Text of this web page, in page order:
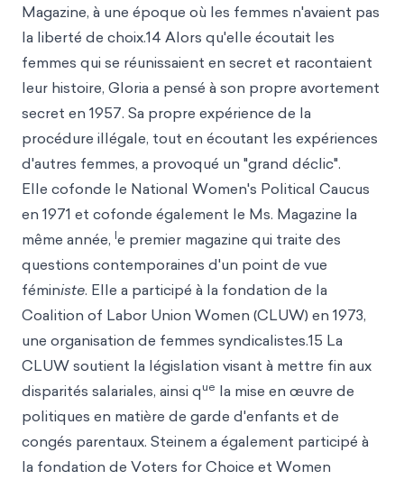
Magazine, à une époque où les femmes n'avaient pas
la liberté de choix.14 Alors qu'elle écoutait les
femmes qui se réunissaient en secret et racontaient
leur histoire, Gloria a pensé à son propre avortement
secret en 1957. Sa propre expérience de la
procédure illégale, tout en écoutant les expériences
d'autres femmes, a provoqué un "grand déclic".
Elle cofonde le National Women's Political Caucus
en 1971 et cofonde également le Ms. Magazine la
même année, le premier magazine qui traite des
questions contemporaines d'un point de vue
féministe. Elle a participé à la fondation de la
Coalition of Labor Union Women (CLUW) en 1973,
une organisation de femmes syndicalistes.15 La
CLUW soutient la législation visant à mettre fin aux
disparités salariales, ainsi que la mise en œuvre de
politiques en matière de garde d'enfants et de
congés parentaux. Steinem a également participé à
la fondation de Voters for Choice et Women